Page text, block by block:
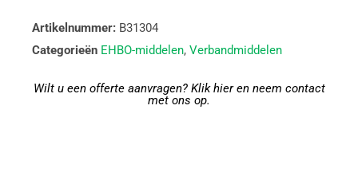
Artikelnummer: B31304
Categorieën EHBO-middelen, Verbandmiddelen
Wilt u een offerte aanvragen? Klik hier en neem contact
met ons op.